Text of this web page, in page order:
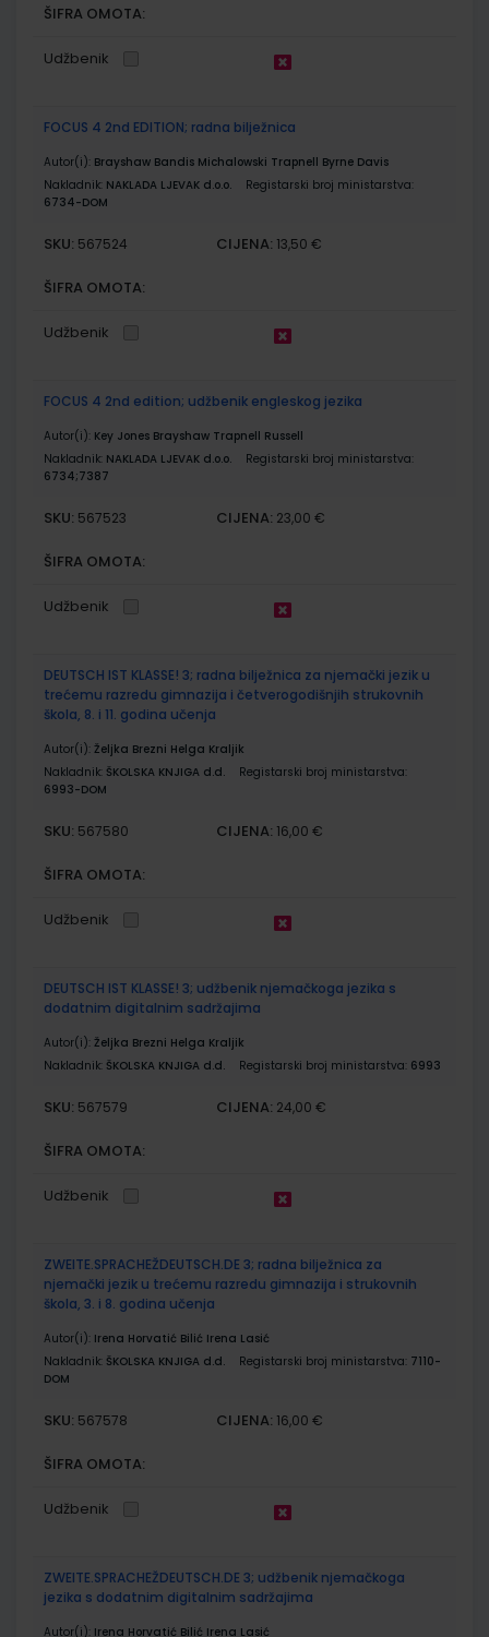
ŠIFRA OMOTA:
Udžbenik
FOCUS 4 2nd EDITION; radna bilježnica
Autor(i): Brayshaw Bandis Michalowski Trapnell Byrne Davis
Nakladnik: NAKLADA LJEVAK d.o.o.
Registarski broj ministarstva:
6734-DOM
SKU: 567524 CIJENA: 13,50 €
ŠIFRA OMOTA:
Udžbenik
FOCUS 4 2nd edition; udžbenik engleskog jezika
Autor(i): Key Jones Brayshaw Trapnell Russell
Nakladnik: NAKLADA LJEVAK d.o.o.
Registarski broj ministarstva:
6734;7387
SKU: 567523 CIJENA: 23,00 €
ŠIFRA OMOTA:
Udžbenik
DEUTSCH IST KLASSE! 3; radna bilježnica za njemački jezik u
trećemu razredu gimnazija i četverogodišnjih strukovnih
škola, 8. i 11. godina učenja
Autor(i): Željka Brezni Helga Kraljik
Nakladnik: ŠKOLSKA KNJIGA d.d.
Registarski broj ministarstva:
6993-DOM
SKU: 567580 CIJENA: 16,00 €
ŠIFRA OMOTA:
Udžbenik
DEUTSCH IST KLASSE! 3; udžbenik njemačkoga jezika s
dodatnim digitalnim sadržajima
Autor(i): Željka Brezni Helga Kraljik
Nakladnik: ŠKOLSKA KNJIGA d.d. Registarski broj ministarstva: 6993
SKU: 567579 CIJENA: 24,00 €
ŠIFRA OMOTA:
Udžbenik
ZWEITE.SPRACHEŽDEUTSCH.DE 3; radna bilježnica za
njemački jezik u trećemu razredu gimnazija i strukovnih
škola, 3. i 8. godina učenja
Autor(i): Irena Horvatić Bilić Irena Lasić
Nakladnik: ŠKOLSKA KNJIGA d.d. Registarski broj ministarstva: 7110-
DOM
SKU: 567578 CIJENA: 16,00 €
ŠIFRA OMOTA:
Udžbenik
ZWEITE.SPRACHEŽDEUTSCH.DE 3; udžbenik njemačkoga
jezika s dodatnim digitalnim sadržajima
Autor(i): Irena Horvatić Bilić Irena Lasić